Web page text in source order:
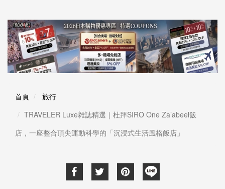
首頁
旅行
TRAVELER Luxe雜誌精選｜杜拜SIRO One Za’abeel飯
店，一座整合頂尖運動科學的「沉浸式生活風格飯店」